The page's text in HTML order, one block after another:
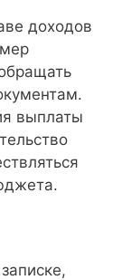
доходов
выплаты